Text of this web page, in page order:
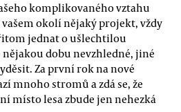
komplikovaného vztahu
vašem okolí nějaký projekt, vždy
jednat o ušlechtilou
dobu nevzhledné, jiné
Za první rok na nové
mnoho stromů a zdá se, že
místo lesa zbude jen nehezká